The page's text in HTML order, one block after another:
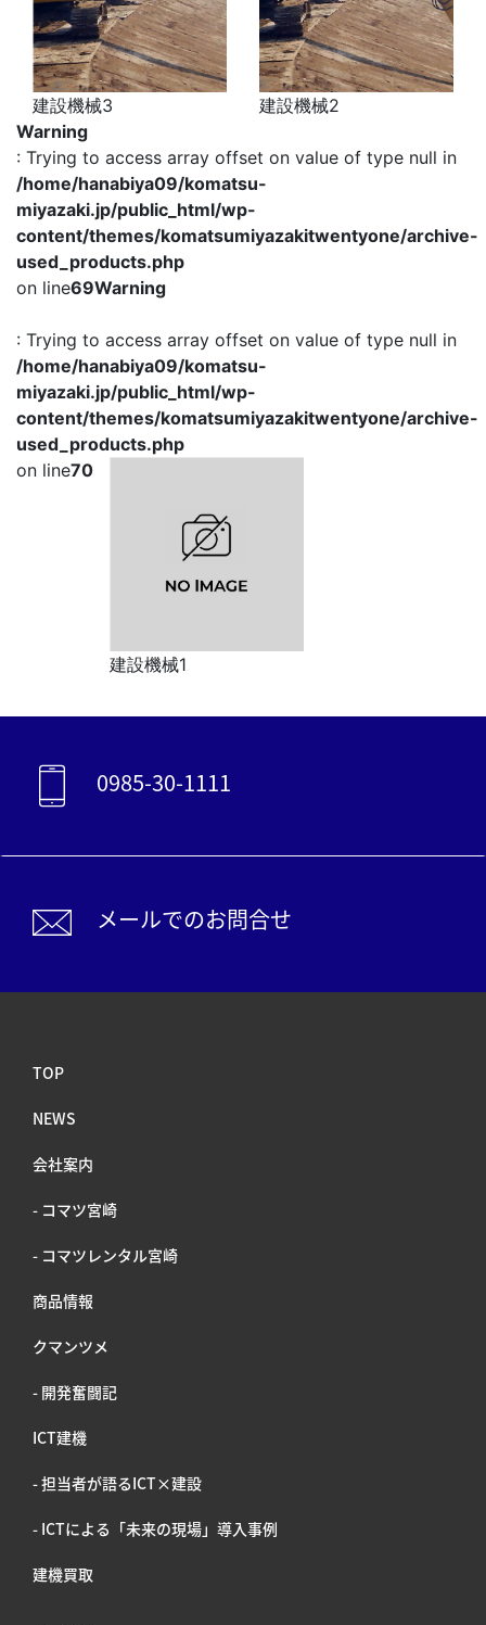
建設機械3
建設機械2
Warning
: Trying to access array offset on value of type null in
/home/hanabiya09/komatsu-
miyazaki.jp/public_html/wp-
content/themes/komatsumiyazakitwentyone/archive-
used_products.php
on line69Warning
: Trying to access array offset on value of type null in
/home/hanabiya09/komatsu-
miyazaki.jp/public_html/wp-
content/themes/komatsumiyazakitwentyone/archive-
used_products.php
on line70
建設機械1
0985-30-1111
メールでのお問合せ
TOP
NEWS
会社案内
- コマツ宮崎
- コマツレンタル宮崎
商品情報
クマンツメ
- 開発奮闘記
ICT建機
- 担当者が語るICT×建設
- ICTによる「未来の現場」導入事例
建機買取